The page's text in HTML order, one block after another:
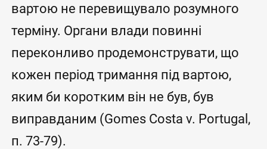
вартою не перевищувало розумного
терміну. Органи влади повинні
переконливо продемонструвати, що
кожен період тримання під вартою,
яким би коротким він не був, був
виправданим (Gomes Costa v. Portugal,
п. 73-79).